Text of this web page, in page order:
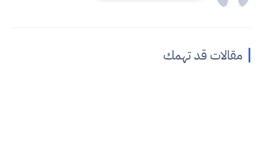
مقالات قد تهمك